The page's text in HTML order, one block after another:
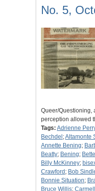
No. 5,
Queer/Questioning,
perception allowed
Tags: Adrienne
Bechdel ;Altamonte
Annette Bening;
Beatty; Bening;
Billy McKinney;
Crawford ; Bob
Bonnie Situation;
Bruce Willis;